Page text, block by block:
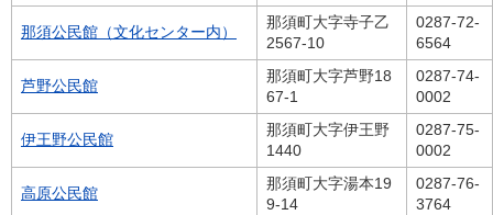
那須公民館（文化センター内）
那須町大字寺子乙
2567-10
0287-72-
6564
芦野公民館
那須町大字芦野18
67-1
0287-74-
0002
伊王野公民館
那須町大字伊王野
1440
0287-75-
0002
高原公民館
那須町大字湯本19
9-14
0287-76-
3764